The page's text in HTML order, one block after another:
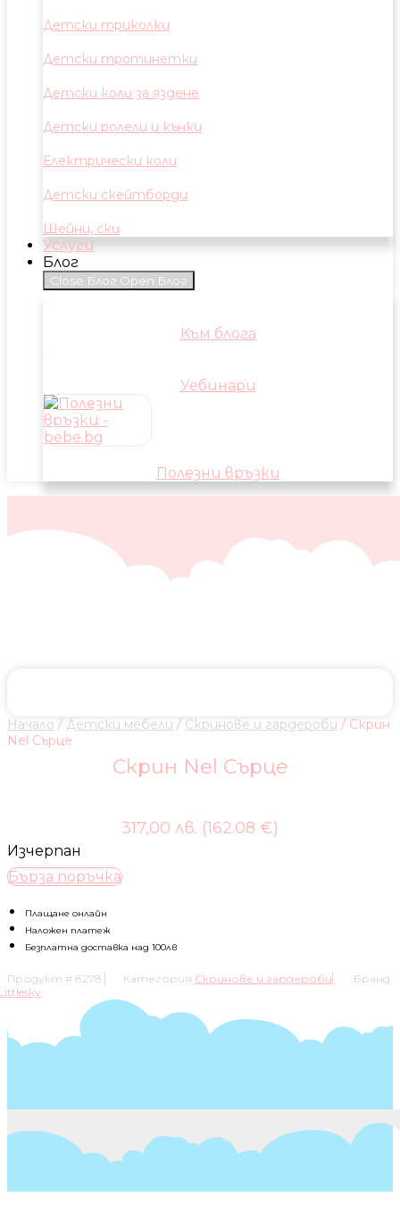
Детски триколки
Детски тротинетки
Детски коли за яздене
Детски ролели и кънки
Електрически коли
Детски скейтборди
Шейни, ски
Услуги
Блог
Close Блог Open Блог
Към блога
Уебинари
Полезни връзки
Начало / Детски мебели / Скринове и гардероби / Скрин
Nel Сърце
Скрин Nel Сърце
317,00 лв. (162.08 €)
Изчерпан
Бърза поръчка
Плащане онлайн
Наложен платеж
Безплатна доставка над 100лв
Продукт # 8278 Категория Скринове и гардероби
Бранд